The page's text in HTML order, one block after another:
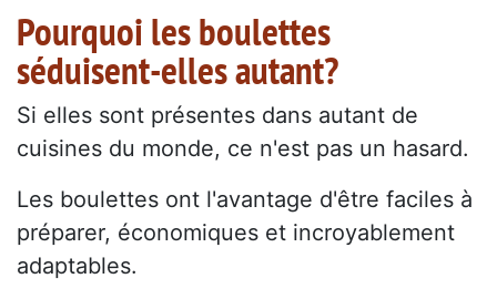
Pourquoi les boulettes
séduisent-elles autant?
Si elles sont présentes dans autant de
cuisines du monde, ce n'est pas un hasard.
Les boulettes ont l'avantage d'être faciles à
préparer, économiques et incroyablement
adaptables.